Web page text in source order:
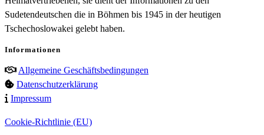
Sudetendeutschen die in Böhmen bis 1945 in der heutigen
Tschechoslowakei gelebt haben.
Informationen
Allgemeine Geschäftsbedingungen
Datenschutzerklärung
Impressum
Cookie-Richtlinie (EU)